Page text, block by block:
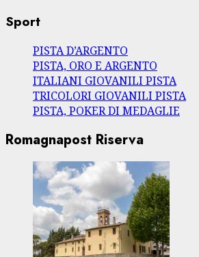
Sport
PISTA D’ARGENTO
PISTA, ORO E ARGENTO
ITALIANI GIOVANILI PISTA
TRICOLORI GIOVANILI PISTA
PISTA, POKER DI MEDAGLIE
Romagnapost Riserva